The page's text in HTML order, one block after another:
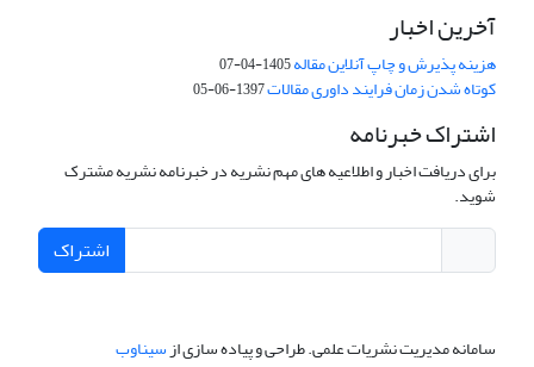
آخرین اخبار
هزینه پذیرش و چاپ آنلاین مقاله1405-04-07
کوتاه شدن زمان فرایند داوری مقالات1397-06-05
اشتراک خبرنامه
برای دریافت اخبار و اطلاعیه های مهم نشریه در خبرنامه نشریه مشترک
شوید.
اشتراک
سامانه مدیریت نشریات علمی.طراحی و پیاده سازی ازسیناوب